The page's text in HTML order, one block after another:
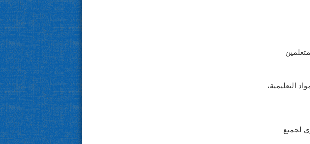
التعليمية،
لجميع